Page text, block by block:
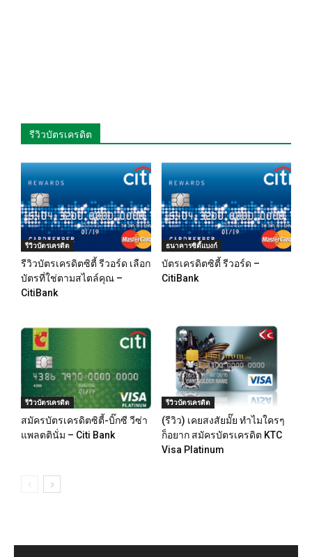
รีวิวบัตรเครดิต
รีวิวบัตรเครดิต
รีวิวบัตรเครดิตซิตี้ รีวอร์ด เลือก
บัตรที่ใช่ตามสไตล์คุณ –
CitiBank
ธนาคารซิตี้แบงก์
บัตรเครดิตซิตี้ รีวอร์ด –
CitiBank
รีวิวบัตรเครดิต
สมัครบัตรเครดิตซิตี้-บิ๊กซี วีซ่า
แพลตตินั่ม – Citi Bank
รีวิวบัตรเครดิต
(รีวิว) เคยสงสัยมั๊ย ทำไมใครๆ
ก็อยาก สมัครบัตรเครดิต KTC
Visa Platinum